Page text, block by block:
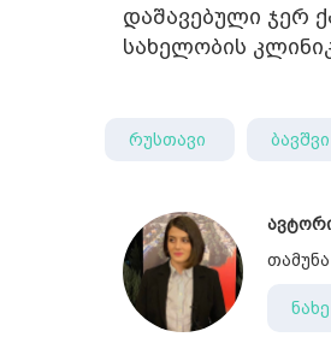
დაშავებული ჯერ
სახელობის
რუსთავი ბავშვი